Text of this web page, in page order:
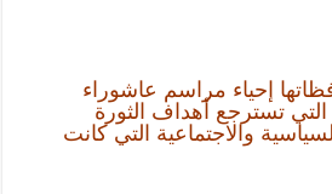
إحياء مراسم عاشوراء
تسترجع أهداف الثورة
والاجتماعية التي كانت